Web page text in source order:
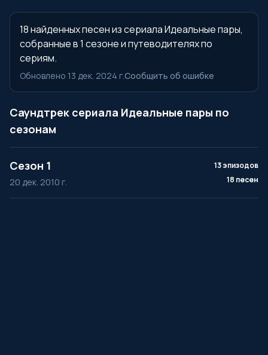
18 найденных песен из сериала Идеальные пары,
собранные в 1 сезоне и путеводителях по
сериям.
Обновлено 13 дек. 2024 г.Сообщить об ошибке
Саундтрек сериала Идеальные пары по
сезонам
Сезон 1
20 дек. 2010 г.
13 эпизодов
18 песен